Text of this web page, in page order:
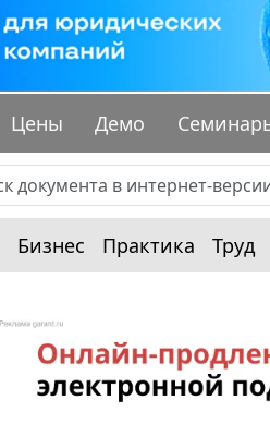
Цены Демо
Бизнес Практика Труд